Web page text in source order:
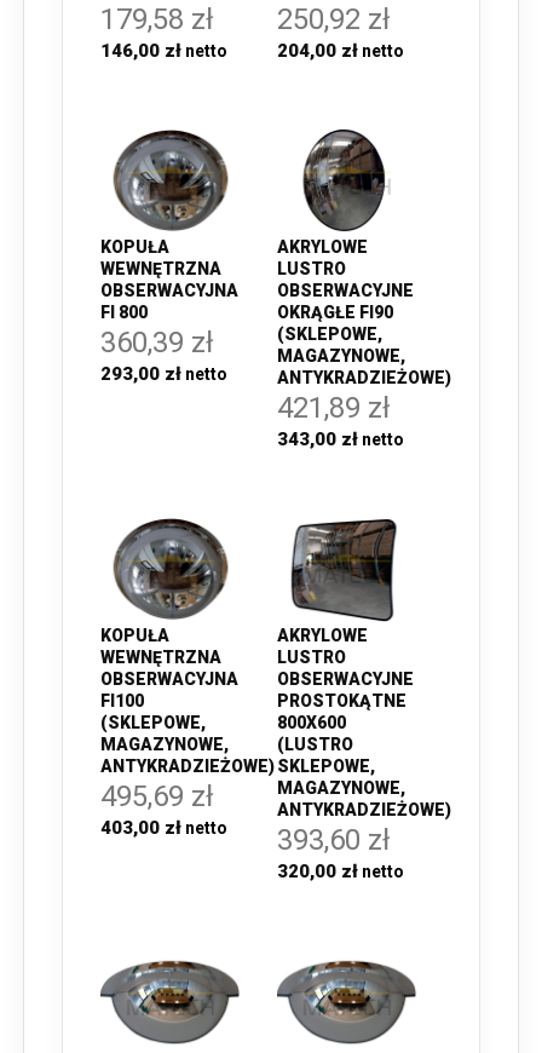
179,58 zł
146,00 zł
250,92 zł
204,00 zł
KOPUŁA
WEWNĘTRZNA
OBSERWACYJNA
FI 800
360,39 zł
293,00 zł
AKRYLOWE
LUSTRO
OBSERWACYJNE
OKRĄGŁE FI90
(SKLEPOWE,
MAGAZYNOWE,
ANTYKRADZIEŻOWE)
421,89 zł
343,00 zł
KOPUŁA
WEWNĘTRZNA
OBSERWACYJNA
FI100
(SKLEPOWE,
MAGAZYNOWE,
ANTYKRADZIEŻOWE)
495,69 zł
403,00 zł
AKRYLOWE
LUSTRO
OBSERWACYJNE
PROSTOKĄTNE
800X600
(LUSTRO
SKLEPOWE,
MAGAZYNOWE,
ANTYKRADZIEŻOWE)
393,60 zł
320,00 zł